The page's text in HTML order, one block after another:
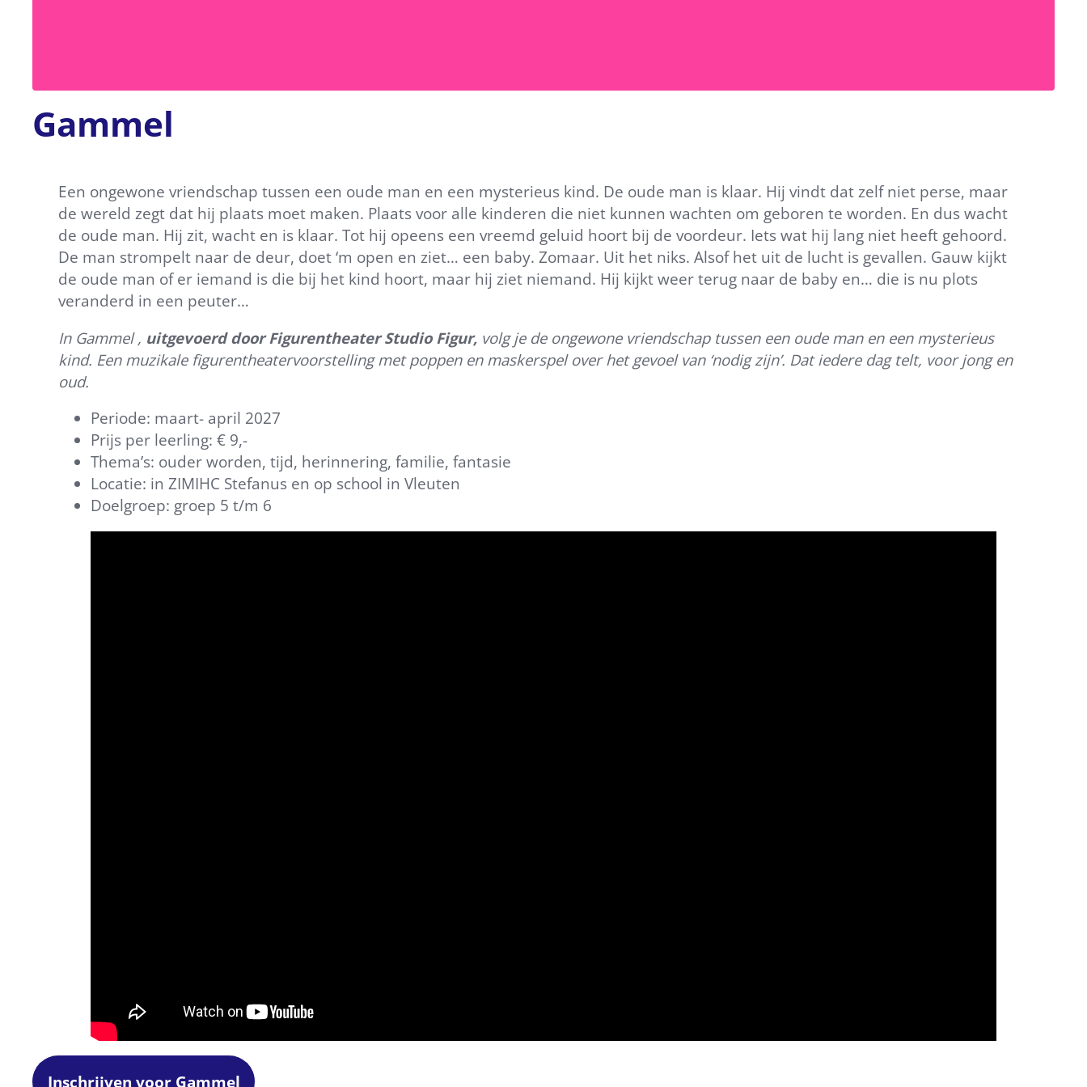
Gammel
Een ongewone vriendschap tussen een oude man en een mysterieus kind. De oude man is klaar. Hij vindt dat zelf niet perse, maar
de wereld zegt dat hij plaats moet maken. Plaats voor alle kinderen die niet kunnen wachten om geboren te worden. En dus wacht
de oude man. Hij zit, wacht en is klaar. Tot hij opeens een vreemd geluid hoort bij de voordeur. Iets wat hij lang niet heeft gehoord.
De man strompelt naar de deur, doet ‘m open en ziet… een baby. Zomaar. Uit het niks. Alsof het uit de lucht is gevallen. Gauw kijkt
de oude man of er iemand is die bij het kind hoort, maar hij ziet niemand. Hij kijkt weer terug naar de baby en… die is nu plots
veranderd in een peuter…
In Gammel , uitgevoerd door Figurentheater Studio Figur, volg je de ongewone vriendschap tussen een oude man en een mysterieus
kind. Een muzikale figurentheatervoorstelling met poppen en maskerspel over het gevoel van ‘nodig zijn’. Dat iedere dag telt, voor jong en
oud.
Periode: maart- april 2027
Prijs per leerling: € 9,-
Thema’s: ouder worden, tijd, herinnering, familie, fantasie
Locatie: in ZIMIHC Stefanus en op school in Vleuten
Doelgroep: groep 5 t/m 6
Inschrijven voor Gammel